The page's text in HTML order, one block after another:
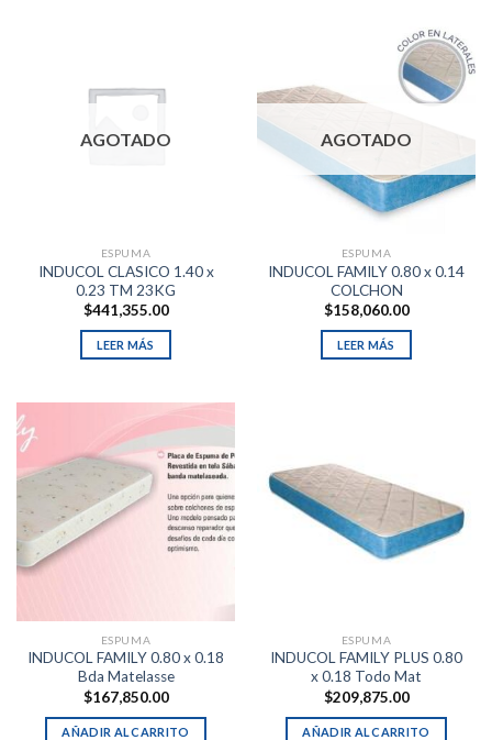
AGOTADO
ESPUMA
INDUCOL CLASICO 1.40 x
0.23 TM 23KG
$441,355.00
LEER MÁS
AGOTADO
ESPUMA
INDUCOL FAMILY 0.80 x 0.14
COLCHON
$158,060.00
LEER MÁS
ESPUMA
INDUCOL FAMILY 0.80 x 0.18
Bda Matelasse
$167,850.00
AÑADIR AL CARRITO
ESPUMA
INDUCOL FAMILY PLUS 0.80
x 0.18 Todo Mat
$209,875.00
AÑADIR AL CARRITO